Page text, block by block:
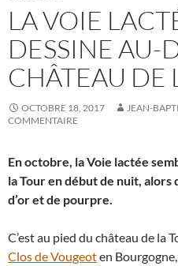
LA VOIE
DESSINE AU-
CHÂTEAU DE
OCTOBRE 18, 2017 JEAN-
COMMENTAIRE
En octobre, la Voie lactée
la Tour en début de nuit, alors
d’or et de pourpre.
C’est au pied du château de la
Clos de Vougeoten